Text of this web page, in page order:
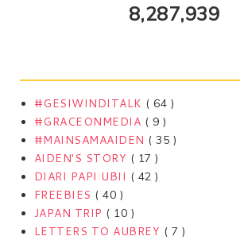
8,287,939
#GESIWINDITALK ( 64 )
#GRACEONMEDIA ( 9 )
#MAINSAMAAIDEN ( 35 )
AIDEN'S STORY ( 17 )
DIARI PAPI UBII ( 42 )
FREEBIES ( 40 )
JAPAN TRIP ( 10 )
LETTERS TO AUBREY ( 7 )